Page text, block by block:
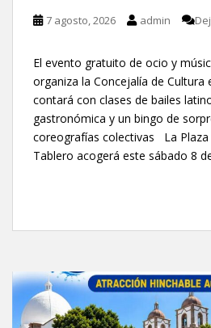
7 agosto, 2026 admin
El evento gratuito de ocio y
organiza la Concejalía de Cultura
contará con clases de bailes
gastronómica y un bingo de
coreografías colectivas La Plaza
Tablero acogerá este sábado 8